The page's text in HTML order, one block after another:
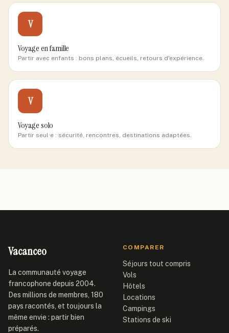
V
Voyage en famille
Partir avec enfants : bons plans, écueils, retours d'expérience.
V
Voyage solo
Partir seul·e : sécurité, rencontres, destinations adaptées.
Vacanceo
La communauté voyage
francophone depuis 2004.
Des millions de membres, 180
pays racontés, et toujours la
même envie : partir bien
préparés.
COMPARER
Séjours tout compris
Vols
Hôtels
Locations
Campings
Stations de ski